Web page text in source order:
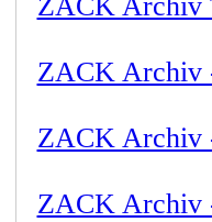
ZACK Archiv
ZACK Archiv
ZACK Archiv
ZACK Archiv